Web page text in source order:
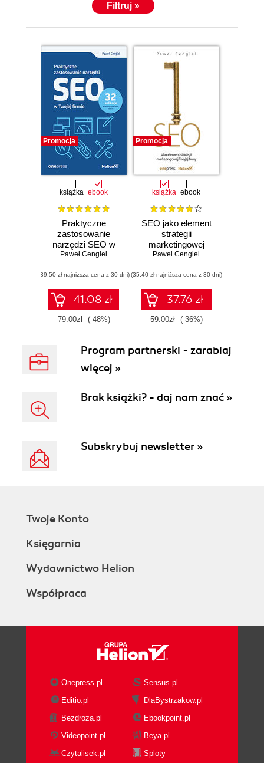
Filtruj »
Promocja
książka ebook
Praktyczne
zastosowanie
narzędzi SEO w
Twojej firmie
Paweł Cengiel
(39,50 zł najniższa cena z 30 dni)
41.08 zł
79.00zł (-48%)
Promocja
książka ebook
SEO jako element
strategii
marketingowej
Twojej firmy
Paweł Cengiel
(35,40 zł najniższa cena z 30 dni)
37.76 zł
59.00zł (-36%)
Program partnerski - zarabiaj
więcej »
Brak książki? - daj nam znać »
Subskrybuj newsletter »
Twoje Konto
Księgarnia
Wydawnictwo Helion
Współpraca
Onepress.pl
Sensus.pl
Editio.pl
DlaBystrzakow.pl
Bezdroza.pl
Ebookpoint.pl
Videopoint.pl
Beya.pl
Czytalisek.pl
Sploty